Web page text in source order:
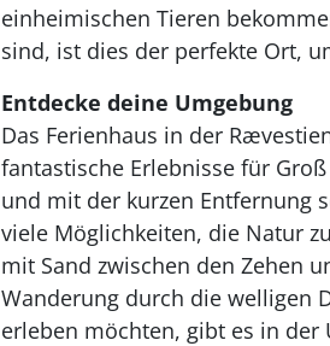
einheimischen Tieren
sind, ist dies der perfekte Ort,
Entdecke deine Umgebung
Das Ferienhaus in der
fantastische Erlebnisse für
und mit der kurzen Entfernung
viele Möglichkeiten, die Natur
mit Sand zwischen den Zehen
Wanderung durch die welligen
erleben möchten, gibt es in der